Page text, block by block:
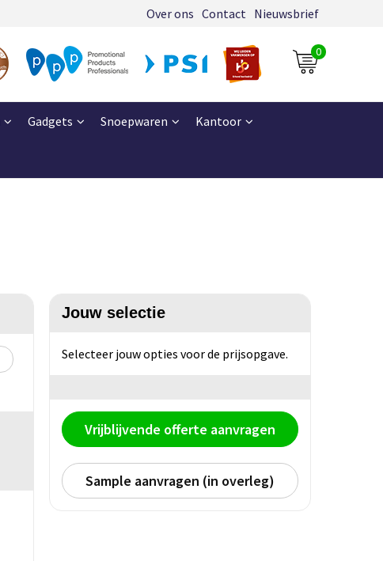
Over ons Contact Nieuwsbrief
0
Gadgets Snoepwaren Kantoor
Jouw selectie
Selecteer jouw opties voor de prijsopgave.
Vrijblijvende offerte aanvragen
Sample aanvragen (in overleg)